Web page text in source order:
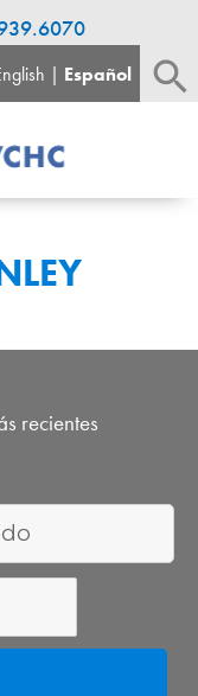
Español
recientes